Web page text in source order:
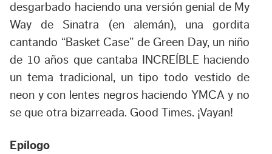
desgarbado haciendo una versión genial de My
Way de Sinatra (en alemán), una gordita
cantando “Basket Case” de Green Day, un niño
de 10 años que cantaba INCREÍBLE haciendo
un tema tradicional, un tipo todo vestido de
neon y con lentes negros haciendo YMCA y no
se que otra bizarreada. Good Times. ¡Vayan!
Epílogo